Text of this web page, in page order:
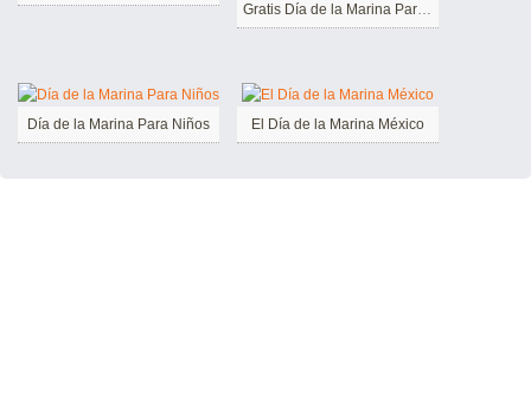
Gratis Día de la Marina Para Niños
Día de la Marina Para Niños El Día de la Marina México